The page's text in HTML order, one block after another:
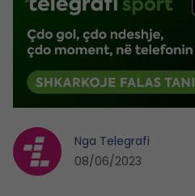
Nga Telegrafi
08/06/2023